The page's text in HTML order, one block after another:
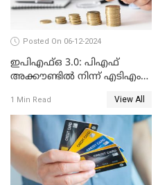
Posted On 06-12-2024
ഇപിഎഫ്ഒ 3.0: പിഎഫ്
അക്കൗണ്ടിൽ നിന്ന് എടിഎം
1 Min Read View All